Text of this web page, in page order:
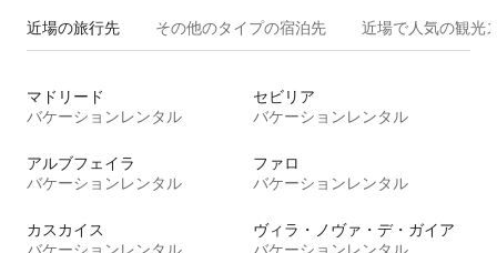
近場の旅行先 その他のタ⁠イ⁠プ⁠の宿⁠泊⁠先 近場で人気の観光
マドリード
バケーションレンタル
セビリア
バケーションレンタル
アルブフェイラ
バケーションレンタル
ファロ
バケーションレンタル
カスカイス
ヴィラ・ノヴァ・デ・ガイア